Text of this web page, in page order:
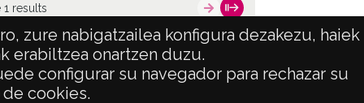
zure nabigatzailea konfigura dezakezu, haiek
erabiltzea onartzen duzu.
configurar su navegador para rechazar su
cookies.
1 results
ATENCIÓN CIUDADANA